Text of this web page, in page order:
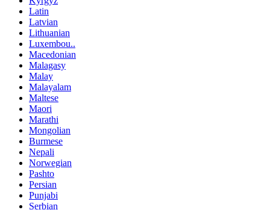
Latin
Latvian
Lithuanian
Luxembou..
Macedonian
Malagasy
Malay
Malayalam
Maltese
Maori
Marathi
Mongolian
Burmese
Nepali
Norwegian
Pashto
Persian
Punjabi
Serbian